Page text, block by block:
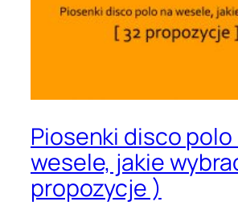
Piosenki disco polo
wesele, jakie
propozycje )